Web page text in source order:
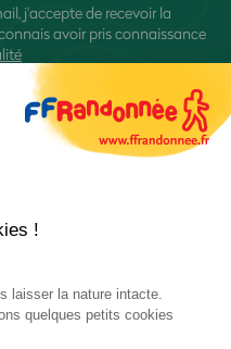
j'accepte de recevoir la
avoir pris connaissance
!
laisser la nature intacte.
quelques petits cookies